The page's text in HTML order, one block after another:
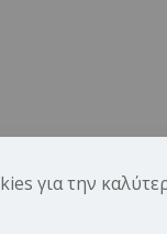
Reserved.
για την